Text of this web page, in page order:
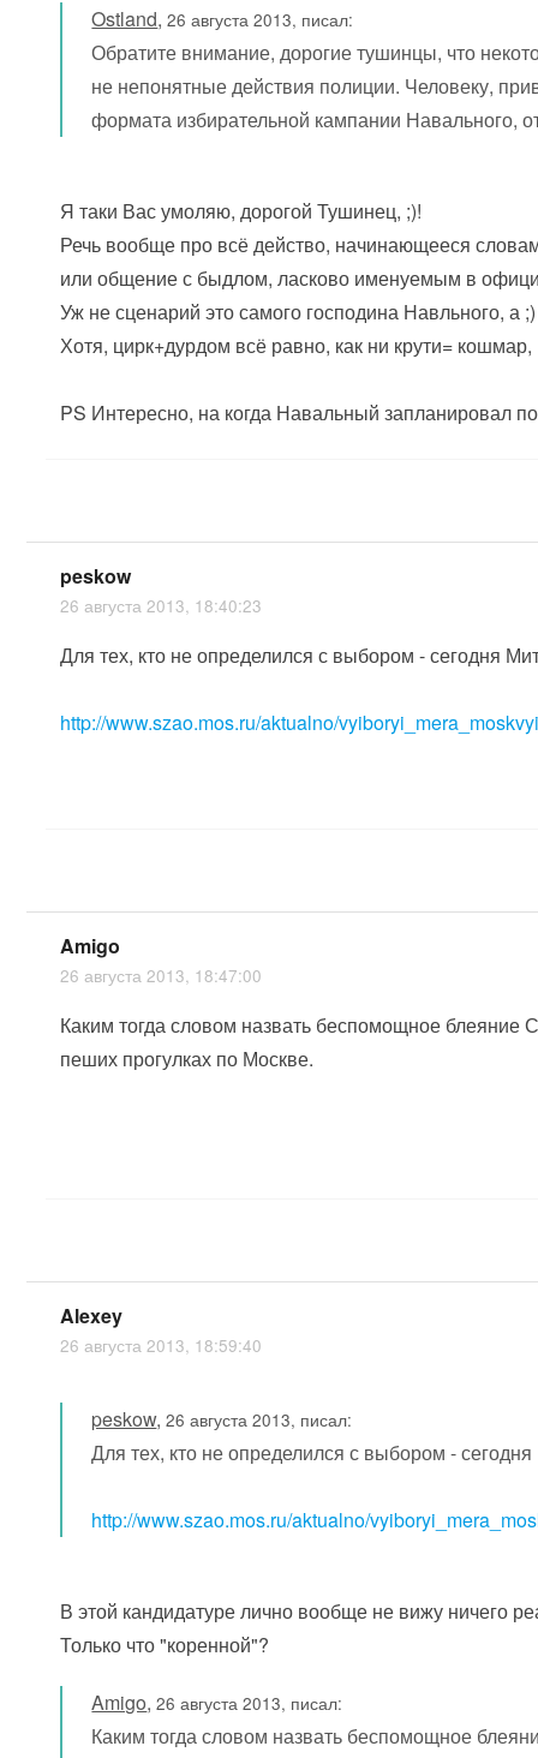
Ostland,26 августа 2013, писал:
Обратите внимание, дорогие тушинцы, что
не непонятные действия полиции. Человеку,
формата избирательной кампании Навального,
Я таки Вас умоляю, дорогой Тушинец, ;)!
Речь вообще про всё действо, начинающееся
или общение с быдлом, ласково именуемым в
Уж не сценарий это самого господина Навльного, а
Хотя, цирк+дурдом всё равно, как ни крути=
PS Интересно, на когда Навальный запланировал
peskow
26 августа 2013, 18:40:23
Для тех, кто не определился с выбором - сегодня
http://www.szao.mos.ru/aktualno/
Amigo
26 августа 2013, 18:47:00
Каким тогда словом назвать беспомощное
пеших прогулках по Москве.
Alexey
26 августа 2013, 18:59:40
peskow,26 августа 2013, писал:
Для тех, кто не определился с выбором -
http://www.szao.mos.ru/aktualno/
В этой кандидатуре лично вообще не вижу ничего
Только что "коренной"?
Amigo,26 августа 2013, писал:
Каким тогда словом назвать беспомощное